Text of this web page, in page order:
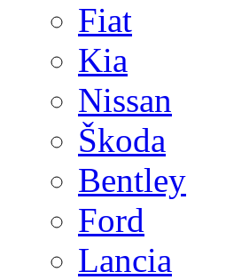
Fiat
Kia
Nissan
Škoda
Bentley
Ford
Lancia